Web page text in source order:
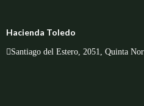
Hacienda Toledo
Santiago del Estero, 2051, Quinta